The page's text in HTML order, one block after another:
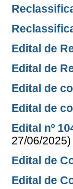
Edital de
Edital de
Edital de
Edital de
Edital nº
27/06/2025)
Edital de
Edital de